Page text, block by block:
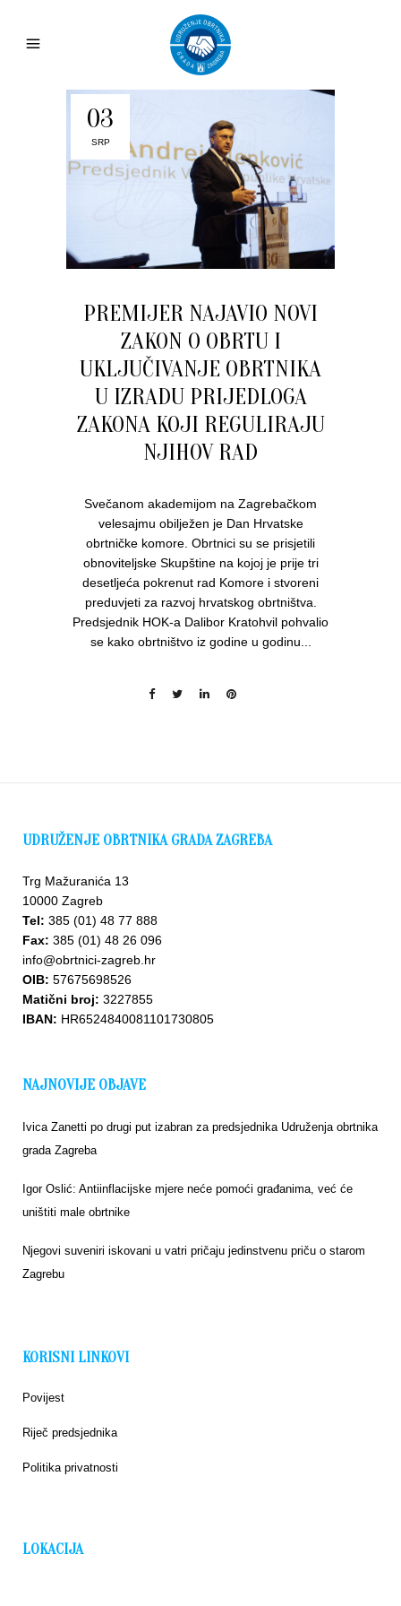
se u
bazu
03
SRP
PREMIJER NAJAVIO NOVI
ZAKON O OBRTU I
UKLJUČIVANJE OBRTNIKA
U IZRADU PRIJEDLOGA
ZAKONA KOJI REGULIRAJU
NJIHOV RAD
Svečanom akademijom na Zagrebačkom
velesajmu obilježen je Dan Hrvatske
obrtničke komore. Obrtnici su se prisjetili
obnoviteljske Skupštine na kojoj je prije tri
desetljeća pokrenut rad Komore i stvoreni
preduvjeti za razvoj hrvatskog obrtništva.
Predsjednik HOK-a Dalibor Kratohvil pohvalio
se kako obrtništvo iz godine u godinu...
UDRUŽENJE OBRTNIKA GRADA ZAGREBA
Trg Mažuranića 13
10000 Zagreb
Tel: 385 (01) 48 77 888
Fax: 385 (01) 48 26 096
info@obrtnici-zagreb.hr
OIB: 57675698526
Matični broj: 3227855
IBAN: HR6524840081101730805
NAJNOVIJE OBJAVE
Ivica Zanetti po drugi put izabran za predsjednika Udruženja obrtnika
grada Zagreba
Igor Oslić: Antiinflacijske mjere neće pomoći građanima, već će
uništiti male obrtnike
Njegovi suveniri iskovani u vatri pričaju jedinstvenu priču o starom
Zagrebu
KORISNI LINKOVI
Povijest
Riječ predsjednika
Politika privatnosti
LOKACIJA